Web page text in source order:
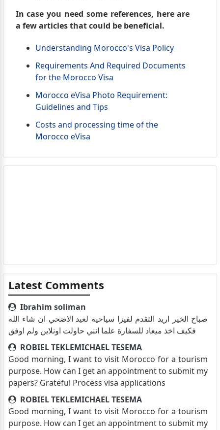
In case you need some references, here are
a few articles that could be beneficial.
Understanding Morocco's Visa Policy
Requirements And Required Documents
for the Morocco Visa
Morocco eVisa Photo Requirement:
Guidelines and Tips
Costs and processing time of the
Morocco eVisa
Latest Comments
Ibrahim soliman
صباح الخير اريد التقدم لفيزا سياحية لعيد الاضحي ان شاء الله
فكيف اخذ ميعاد للسفارة علما انني حاولت اونلاين ولم اوفق
ROBIEL TEKLEMICHAEL TESEMA
Good morning, I want to visit Morocco for a tourism
purpose. How can I get an appointment to submit my
papers? Grateful Process visa applications
ROBIEL TEKLEMICHAEL TESEMA
Good morning, I want to visit Morocco for a tourism
purpose. How can I get an appointment to submit my